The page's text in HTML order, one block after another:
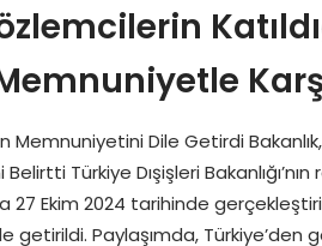
Memnuniyetini Dile Getirdi
Türkiye Dışişleri
27 Ekim 2024 tarihinde
Paylaşımda, Türkiye’den